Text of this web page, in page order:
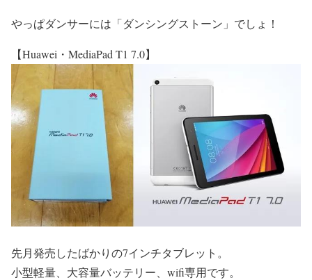
やっぱダンサーには「ダンシングストーン」でしょ！
【Huawei・MediaPad T1 7.0】
先月発売したばかりの7インチタブレット。
小型軽量、大容量バッテリー、wifi専用です。